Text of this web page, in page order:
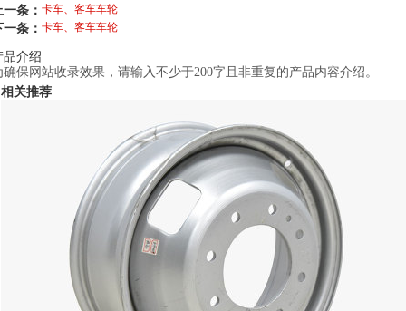
条： 卡车、客车车轮
条： 卡车、客车车轮
品介绍
确保网站收录效果，请输入不少于200字且非重复的产品内容介绍。
相关推荐